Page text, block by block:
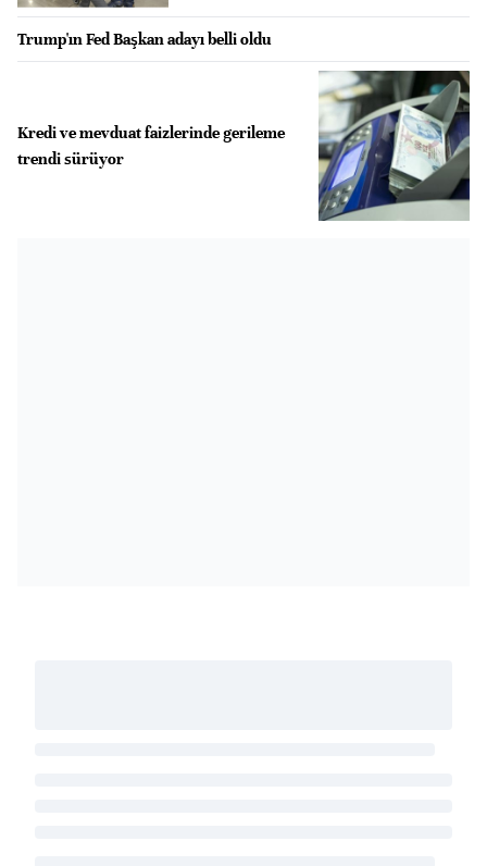
Trump'ın Fed Başkan adayı belli oldu
Kredi ve mevduat faizlerinde gerileme
trendi sürüyor